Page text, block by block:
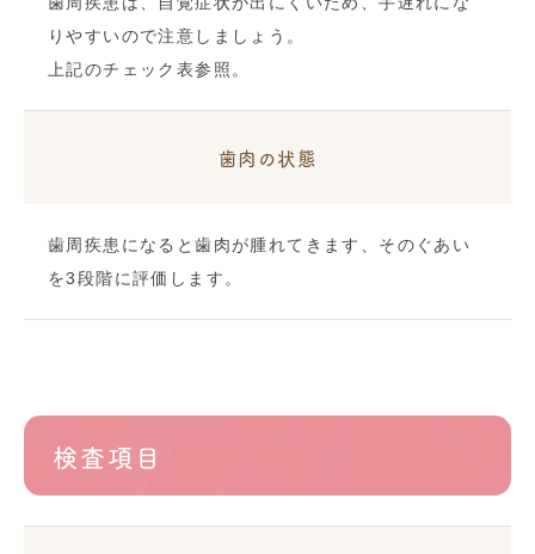
りやすいので注意しましょう。
上記のチェック表参照。
歯肉の状態
歯周疾患になると歯肉が腫れてきます、そのぐあい
を3段階に評価します。
検査項目